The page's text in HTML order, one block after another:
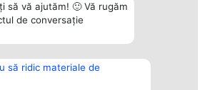
să vă ajutăm! 🙂 Vă rugăm
de conversație
să ridic materiale de
Plebiscyt Contact